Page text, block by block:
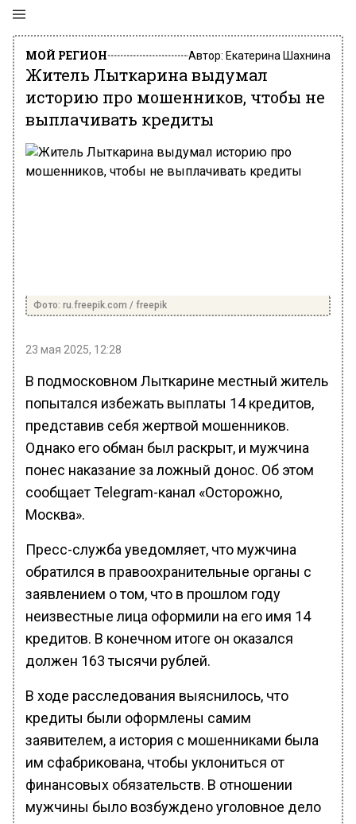
МОЙ РЕГИОН Автор: Екатерина Шахнина
Житель Лыткарина выдумал
историю про мошенников, чтобы не
выплачивать кредиты
Фото: ru.freepik.com / freepik
23 мая 2025, 12:28
В подмосковном Лыткарине местный житель
попытался избежать выплаты 14 кредитов,
представив себя жертвой мошенников.
Однако его обман был раскрыт, и мужчина
понес наказание за ложный донос. Об этом
сообщает Telegram-канал «Осторожно,
Москва».
Пресс-служба уведомляет, что мужчина
обратился в правоохранительные органы с
заявлением о том, что в прошлом году
неизвестные лица оформили на его имя 14
кредитов. В конечном итоге он оказался
должен 163 тысячи рублей.
В ходе расследования выяснилось, что
кредиты были оформлены самим
заявителем, а история с мошенниками была
им сфабрикована, чтобы уклониться от
финансовых обязательств. В отношении
мужчины было возбуждено уголовное дело